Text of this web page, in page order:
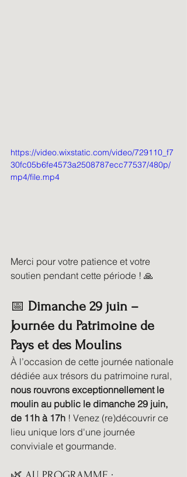
https://video.wixstatic.com/video/729110_f7
30fc05b6fe4573a2508787ecc77537/480p/
mp4/file.mp4
Merci pour votre patience et votre
soutien pendant cette période ! 🙏
📅 Dimanche 29 juin –
Journée du Patrimoine de
Pays et des Moulins
À l’occasion de cette journée nationale
dédiée aux trésors du patrimoine rural,
nous rouvrons exceptionnellement le
moulin au public le dimanche 29 juin,
de 11h à 17h ! Venez (re)découvrir ce
lieu unique lors d'une journée
conviviale et gourmande.